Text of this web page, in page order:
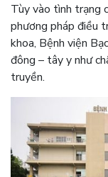
Tùy vào tình trạng
phương pháp điều
khoa, Bệnh viện
đông – tây y như
truyền.